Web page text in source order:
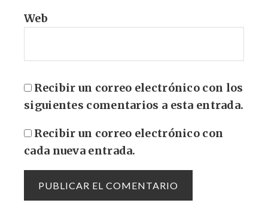
Web
Recibir un correo electrónico con los
siguientes comentarios a esta entrada.
Recibir un correo electrónico con
cada nueva entrada.